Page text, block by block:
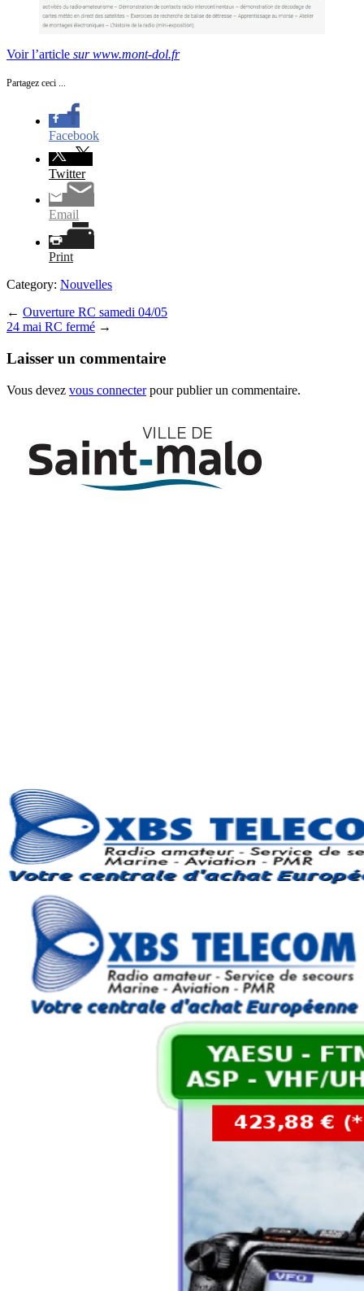
Voir l’article sur www.mont-dol.fr
Partagez ceci ...
Facebook
Twitter
Email
Print
Category: Nouvelles
← Ouverture RC samedi 04/05
24 mai RC fermé →
Laisser un commentaire
Vous devez vous connecterpour publier un commentaire.